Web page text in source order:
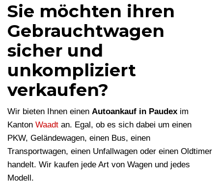
Sie möchten ihren
Gebrauchtwagen
sicher und
unkompliziert
verkaufen?
Wir bieten Ihnen einen Autoankauf in Paudex im
Kanton Waadt an. Egal, ob es sich dabei um einen
PKW, Geländewagen, einen Bus, einen
Transportwagen, einen Unfallwagen oder einen Oldtimer
handelt. Wir kaufen jede Art von Wagen und jedes
Modell.